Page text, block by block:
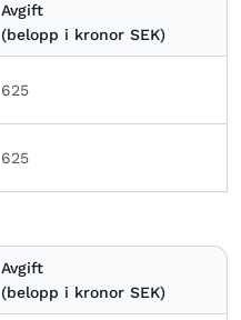
Avgift
(belopp i kronor SEK)
625
625
Avgift
(belopp i kronor SEK)